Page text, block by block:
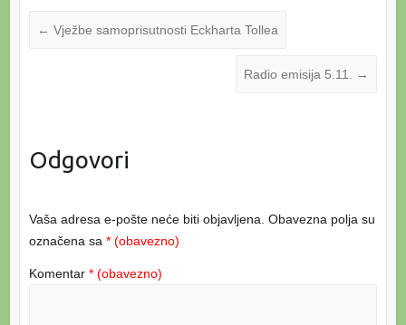
← Vježbe samoprisutnosti Eckharta Tollea
Radio emisija 5.11. →
Odgovori
Vaša adresa e-pošte neće biti objavljena. Obavezna polja su
označena sa * (obavezno)
Komentar * (obavezno)